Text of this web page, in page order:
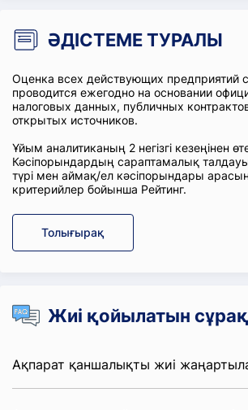
ӘДІСТЕМЕ ТУРАЛЫ
Оценка всех действующих предприятий
проводится ежегодно на основании
налоговых данных, публичных
открытых источников.
Ұйым аналитиканың 2 негізгі кезеңінен
Кәсіпорындардың сараптамалық
түрі мен аймақ/ел кәсіпорындары
критерийлер бойынша Рейтинг.
Толығырақ
Жиі қойылатын
Ақпарат қаншалықты жиі